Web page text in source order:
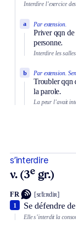
Interdire l’exercice
Par extension.
Priver qqn de
personne.
a
Interdire les
Par extension.
Troubler qqn
la parole.
b
La peur l’avait
s’interdire
v. (3e gr.)
FR [sɛ̃tɛʀdiʀ]
Se défendre
1
Elle s’interdit la